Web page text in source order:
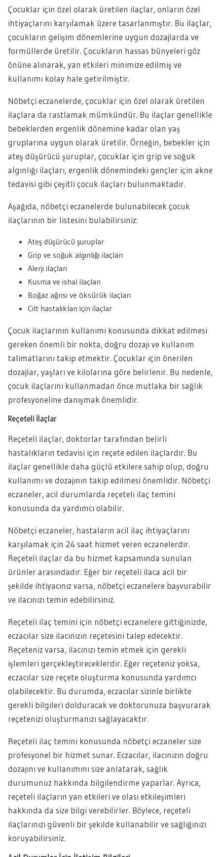
Çocuklar için özel olarak üretilen ilaçlar, onların özel
ihtiyaçlarını karşılamak üzere tasarlanmıştır. Bu ilaçlar,
çocukların gelişim dönemlerine uygun dozajlarda ve
formüllerde üretilir. Çocukların hassas bünyeleri göz
önüne alınarak, yan etkileri minimize edilmiş ve
kullanımı kolay hale getirilmiştir.
Nöbetçi eczanelerde, çocuklar için özel olarak üretilen
ilaçlara da rastlamak mümkündür. Bu ilaçlar genellikle
bebeklerden ergenlik dönemine kadar olan yaş
gruplarına uygun olarak üretilir. Örneğin, bebekler için
ateş düşürücü şuruplar, çocuklar için grip ve soğuk
algınlığı ilaçları, ergenlik dönemindeki gençler için akne
tedavisi gibi çeşitli çocuk ilaçları bulunmaktadır.
Aşağıda, nöbetçi eczanelerde bulunabilecek çocuk
ilaçlarının bir listesini bulabilirsiniz:
Ateş düşürücü şuruplar
Grip ve soğuk algınlığı ilaçları
Alerji ilaçları
Kusma ve ishal ilaçları
Boğaz ağrısı ve öksürük ilaçları
Cilt hastalıkları için ilaçlar
Çocuk ilaçlarının kullanımı konusunda dikkat edilmesi
gereken önemli bir nokta, doğru dozajı ve kullanım
talimatlarını takip etmektir. Çocuklar için önerilen
dozajlar, yaşları ve kilolarına göre belirlenir. Bu nedenle,
çocuk ilaçlarını kullanmadan önce mutlaka bir sağlık
profesyoneline danışmak önemlidir.
Reçeteli İlaçlar
Reçeteli ilaçlar, doktorlar tarafından belirli
hastalıkların tedavisi için reçete edilen ilaçlardır. Bu
ilaçlar genellikle daha güçlü etkilere sahip olup, doğru
kullanımı ve dozajının takip edilmesi önemlidir. Nöbetçi
eczaneler, acil durumlarda reçeteli ilaç temini
konusunda da yardımcı olabilir.
Nöbetçi eczaneler, hastaların acil ilaç ihtiyaçlarını
karşılamak için 24 saat hizmet veren eczanelerdir.
Reçeteli ilaçlar da bu hizmet kapsamında sunulan
ürünler arasındadır. Eğer bir reçeteli ilaca acil bir
şekilde ihtiyacınız varsa, nöbetçi eczanelere başvurabilir
ve ilacınızı temin edebilirsiniz.
Reçeteli ilaç temini için nöbetçi eczanelere gittiğinizde,
eczacılar size ilacınızın reçetesini talep edecektir.
Reçeteniz varsa, ilacınızı temin etmek için gerekli
işlemleri gerçekleştireceklerdir. Eğer reçeteniz yoksa,
eczacılar size reçete oluşturma konusunda yardımcı
olabilecektir. Bu durumda, eczacılar sizinle birlikte
gerekli bilgileri dolduracak ve doktorunuza başvurarak
reçetenizi oluşturmanızı sağlayacaktır.
Reçeteli ilaç temini konusunda nöbetçi eczaneler size
profesyonel bir hizmet sunar. Eczacılar, ilacınızın doğru
dozajını ve kullanımını size anlatarak, sağlık
durumunuz hakkında bilgilendirme yaparlar. Ayrıca,
reçeteli ilaçların yan etkileri ve olası etkileşimleri
hakkında da size bilgi verebilirler. Böylece, reçeteli
ilaçlarınızı güvenli bir şekilde kullanabilir ve sağlığınızı
koruyabilirsiniz.